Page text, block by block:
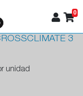
0
3
unidad